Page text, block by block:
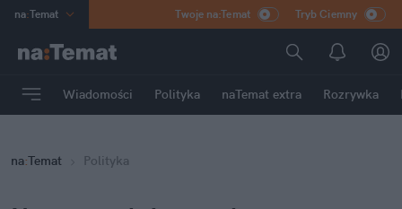
na:Temat
Poland
mama
Rozrywka
Twoje na:Temat Tryb Ciemny
Wiadomości Polityka naTemat extra Rozrywka
na:Temat Polityka